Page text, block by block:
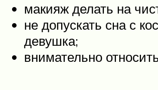
макияж делать на
не допускать сна с
девушка;
внимательно